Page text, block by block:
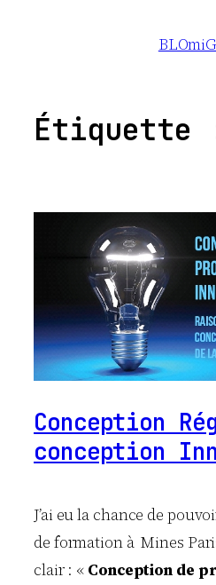
BLOmiG
Étiquette
Conception
conception
J’ai eu la chance de
de formation à Mines
clair : « Conception de